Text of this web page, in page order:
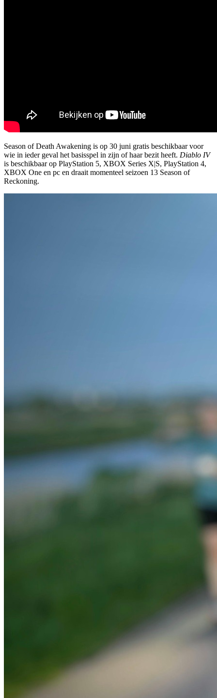
Season of Death Awakening is op 30 juni gratis beschikbaar voor
wie in ieder geval het basisspel in zijn of haar bezit heeft. Diablo IV
is beschikbaar op PlayStation 5, XBOX Series X|S, PlayStation 4,
XBOX One en pc en draait momenteel seizoen 13 Season of
Reckoning.